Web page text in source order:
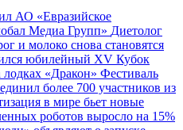
АО «Евразийское
Медиа Групп» Диетолог
и молоко снова становятся
юбилейный XV Кубок
лодках «Дракон» Фестиваль
более 700 участников из
в мире бьет новые
роботов выросло на 15%